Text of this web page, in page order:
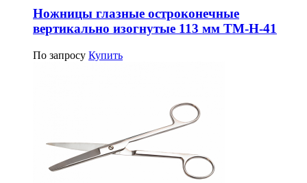
Ножницы глазные остроконечные
вертикально изогнутые 113 мм ТМ-Н-41
По запросу Купить